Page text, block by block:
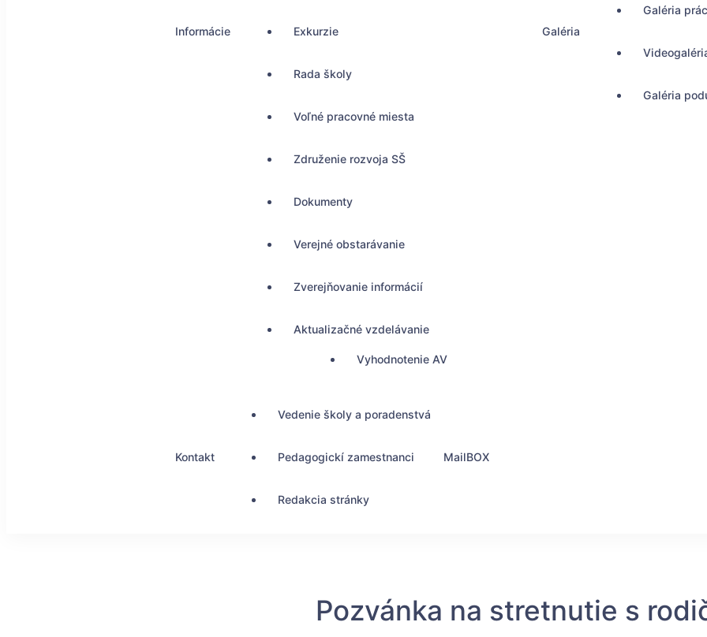
Informácie Exkurzie
Rada školy
Voľné pracovné miesta
Združenie rozvoja SŠ
Dokumenty
Verejné obstarávanie
Zverejňovanie informácií
Aktualizačné vzdelávanie
Vyhodnotenie AV
Galéria
Galéria
Galéria
Kontakt
Vedenie školy a poradenstvá
Pedagogickí zamestnanci
Redakcia stránky
MailBOX
Pozvánka na stretnutie s